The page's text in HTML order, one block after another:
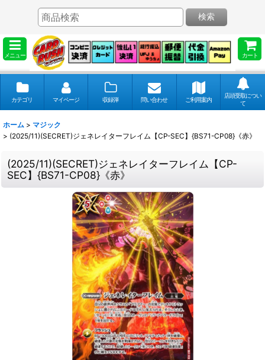
メニュー カート
検索
カテゴリ マイページ 収録弾 問い合わせ ご利用案内
店頭受取につい
て
ホーム > マジック
> (2025/11)(SECRET)ジェネレイターフレイム【CP-SEC】{BS71-CP08}《赤》
(2025/11)(SECRET)ジェネレイターフレイム【CP-
SEC】{BS71-CP08}《赤》